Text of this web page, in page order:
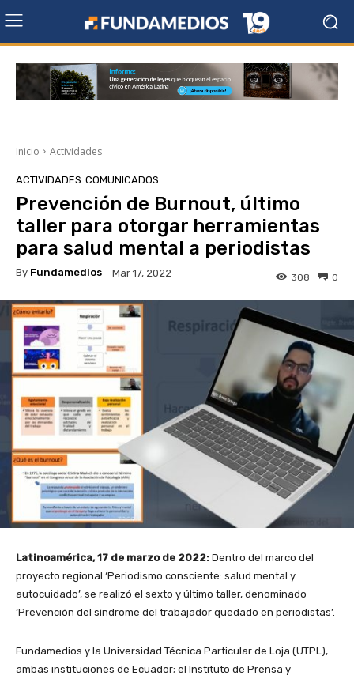
Inicio Actividades
ACTIVIDADES COMUNICADOS
Prevención de Burnout, último
taller para otorgar herramientas
para salud mental a periodistas
By Fundamedios Mar 17, 2022 0
308
Latinoamérica, 17 de marzo de 2022: Dentro del marco del
proyecto regional ‘Periodismo consciente: salud mental y
autocuidado’, se realizó el sexto y último taller, denominado
‘Prevención del síndrome del trabajador quedado en periodistas’.
Fundamedios y la Universidad Técnica Particular de Loja (UTPL),
ambas instituciones de Ecuador; el Instituto de Prensa y